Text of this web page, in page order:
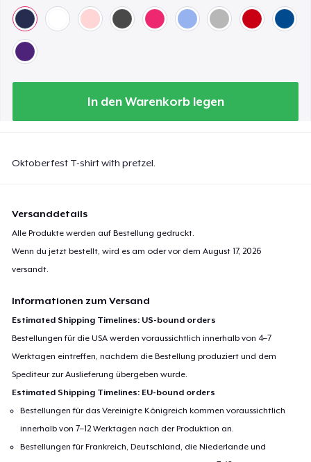
In den Warenkorb legen
Oktoberfest T-shirt with pretzel.
Versanddetails
Alle Produkte werden auf Bestellung gedruckt.
Wenn du jetzt bestellt, wird es am oder vor demAugust 17, 2026
versandt.
Informationen zum Versand
Estimated Shipping Timelines: US-bound orders
Bestellungen für die USA werden voraussichtlich innerhalb von 4–7
Werktagen eintreffen, nachdem die Bestellung produziert und dem
Spediteur zur Auslieferung übergeben wurde.
Estimated Shipping Timelines: EU-bound orders
Bestellungen für das Vereinigte Königreich kommen voraussichtlich
innerhalb von 7–12 Werktagen nach der Produktion an.
Bestellungen für Frankreich, Deutschland, die Niederlande und